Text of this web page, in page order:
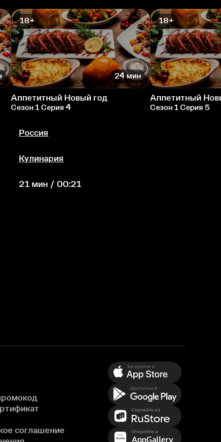
18+
24 мин
Аппетитный Новый год
Сезон 1 Серия 4
18+
Аппетитный
Сезон 1 Серия 5
Россия
Кулинария
21 мин / 00:21
соглашение